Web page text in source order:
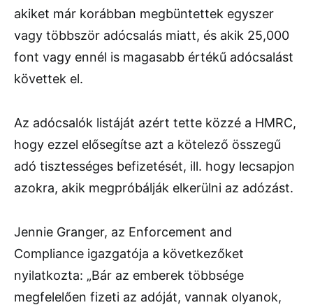
akiket már korábban megbüntettek egyszer
vagy többször adócsalás miatt, és akik 25,000
font vagy ennél is magasabb értékű adócsalást
követtek el.
Az adócsalók listáját azért tette közzé a HMRC,
hogy ezzel elősegítse azt a kötelező összegű
adó tisztességes befizetését, ill. hogy lecsapjon
azokra, akik megpróbálják elkerülni az adózást.
Jennie Granger, az Enforcement and
Compliance igazgatója a következőket
nyilatkozta: „Bár az emberek többsége
megfelelően fizeti az adóját, vannak olyanok,